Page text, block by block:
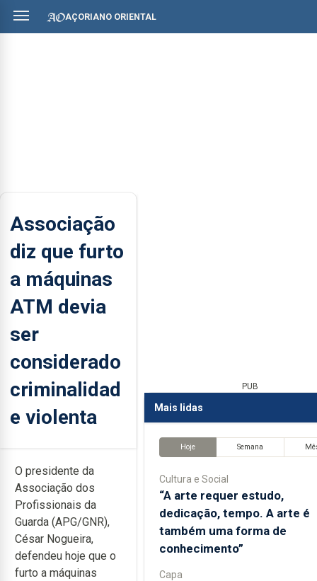
AÇORIANO ORIENTAL
Associação
diz que furto
a máquinas
ATM devia
ser
considerado
criminalidad
e violenta
O presidente da
Associação dos
Profissionais da
Guarda (APG/GNR),
César Nogueira,
defendeu hoje que o
furto a máquinas
PUB
Mais lidas
Hoje Semana
Cultura e Social
“A arte requer estudo,
dedicação, tempo. A arte é
também uma forma de
conhecimento”
Capa